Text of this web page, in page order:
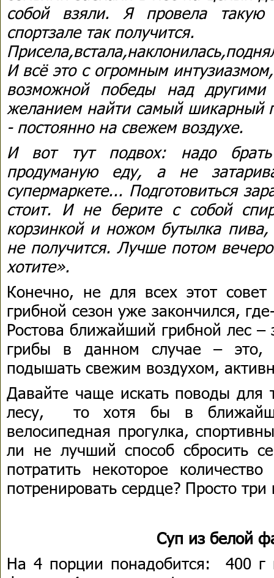
собой взяли. Я провела
спортзале так получится.
И всё это с огромным
возможной победы над
желанием найти самый шикарный
- постоянно на свежем воздухе.
И вот тут подвох: надо
продуманую еду, а не
супермаркете... Подготовиться
стоит. И не берите с собой
корзинкой и ножом бутылка пива,
не получится. Лучше потом
хотите».
Конечно, не для всех этот совет
грибной сезон уже закончился,
Ростова ближайший грибной лес –
грибы в данном случае –
подышать свежим воздухом,
Давайте чаще искать поводы для
лесу, то хотя бы в
велосипедная прогулка,
ли не лучший способ сбросить
потратить некоторое
потренировать сердце? Просто
Суп из белой
На 4 порции понадобится: 400 г